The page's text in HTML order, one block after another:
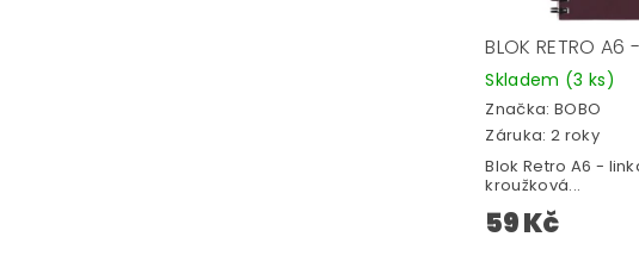
BLOK RETRO A6
Skladem (3 ks)
Značka: BOBO
Záruka: 2 roky
Blok Retro A6 -
kroužková...
59 Kč